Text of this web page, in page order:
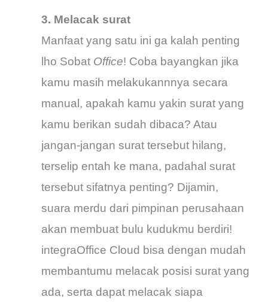
3. Melacak surat
Manfaat yang satu ini ga kalah penting
lho Sobat Office! Coba bayangkan jika
kamu masih melakukannnya secara
manual, apakah kamu yakin surat yang
kamu berikan sudah dibaca? Atau
jangan-jangan surat tersebut hilang,
terselip entah ke mana, padahal surat
tersebut sifatnya penting? Dijamin,
suara merdu dari pimpinan perusahaan
akan membuat bulu kudukmu berdiri!
integraOffice Cloud bisa dengan mudah
membantumu melacak posisi surat yang
ada, serta dapat melacak siapa